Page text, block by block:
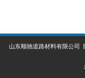
山东顺驰道路材料有限公司